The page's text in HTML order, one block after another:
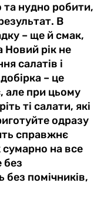
нудно робити,
В
– ще й смак,
рік не
салатів і
– це
але при цьому
ті салати, які
одразу
справжнє
сумарно на все
без
без помічників,